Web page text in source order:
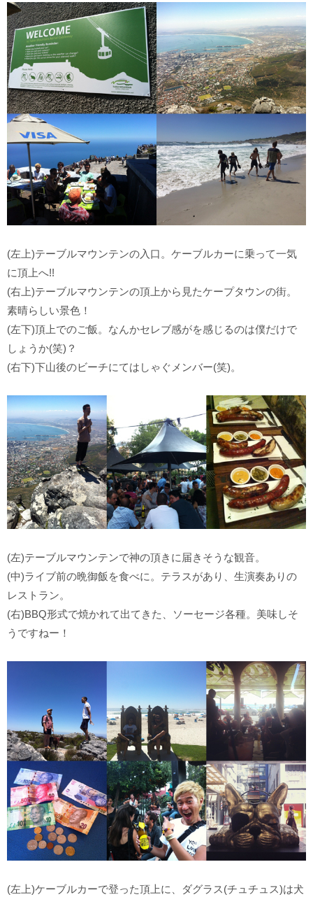
(左上)テーブルマウンテンの入口。ケーブルカーに乗って一気
に頂上へ!!
(右上)テーブルマウンテンの頂上から見たケープタウンの街。
素晴らしい景色！
(左下)頂上でのご飯。なんかセレブ感がを感じるのは僕だけで
しょうか(笑)？
(右下)下山後のビーチにてはしゃぐメンバー(笑)。
(左)テーブルマウンテンで神の頂きに届きそうな観音。
(中)ライブ前の晩御飯を食べに。テラスがあり、生演奏ありの
レストラン。
(右)BBQ形式で焼かれて出てきた、ソーセージ各種。美味しそ
うですねー！
(左上)ケーブルカーで登った頂上に、ダグラス(チュチュス)は犬